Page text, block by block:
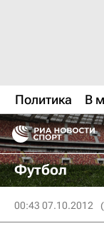
Политика В
Футбол
00:43 07.10.2012